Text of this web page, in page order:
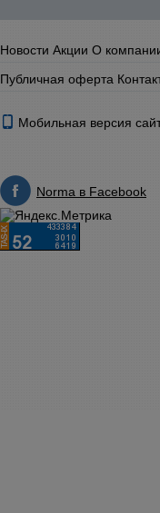
Новости Акции О
Публичная оферта
Мобильная версия
Norma в Facebook